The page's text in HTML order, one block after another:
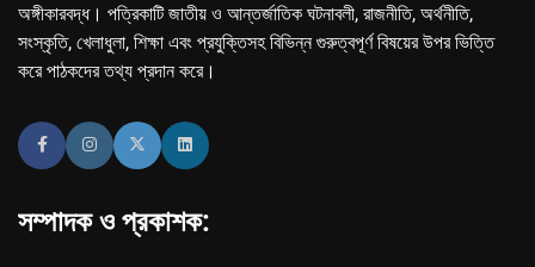
অঙ্গীকারবদ্ধ। পত্রিকাটি জাতীয় ও আন্তর্জাতিক ঘটনাবলী, রাজনীতি, অর্থনীতি,
সংস্কৃতি, খেলাধুলা, শিক্ষা এবং প্রযুক্তিসহ বিভিন্ন গুরুত্বপূর্ণ বিষয়ের উপর ভিত্তি
করে পাঠকদের তথ্য প্রদান করে।
সম্পাদক ও প্রকাশক: